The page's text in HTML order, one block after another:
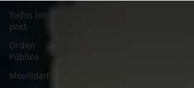
Todos los
post
Orden
Público
Movilidad